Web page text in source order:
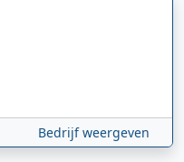
Bedrijf weergeven